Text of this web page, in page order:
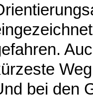
bei den